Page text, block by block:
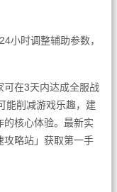
小时调整辅助参数，
可在3天内达成全服战
能削减游戏乐趣，建
核心体验。最新实
攻略站」获取第一手